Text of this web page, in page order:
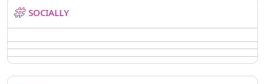
SOCIALLY